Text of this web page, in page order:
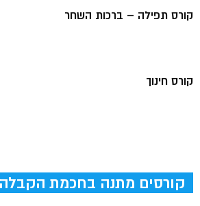
קורס תפילה – ברכות השחר
קורס חינוך
קורסים מתנה בחכמת הקבלה